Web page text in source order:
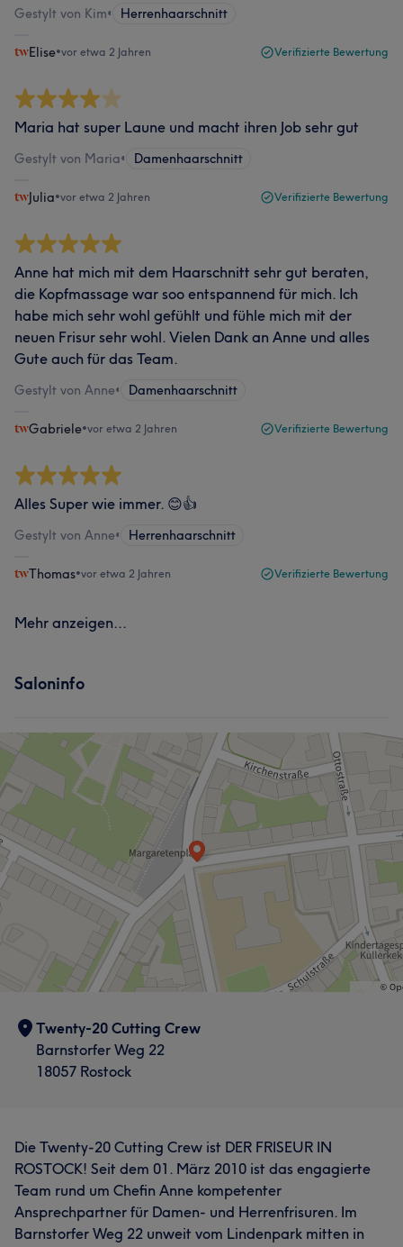
Gestylt von Kim• Herrenhaarschnitt
Elise•vor etwa 2 Jahren Verifizierte Bewertung
Maria hat super Laune und macht ihren Job sehr gut
Gestylt von Maria• Damenhaarschnitt
Julia•vor etwa 2 Jahren Verifizierte Bewertung
Anne hat mich mit dem Haarschnitt sehr gut beraten,
die Kopfmassage war soo entspannend für mich. Ich
habe mich sehr wohl gefühlt und fühle mich mit der
neuen Frisur sehr wohl. Vielen Dank an Anne und alles
Gute auch für das Team.
Gestylt von Anne• Damenhaarschnitt
Gabriele•vor etwa 2 Jahren Verifizierte Bewertung
Alles Super wie immer. 😊👍
Gestylt von Anne• Herrenhaarschnitt
Thomas•vor etwa 2 Jahren Verifizierte Bewertung
Mehr anzeigen...
Saloninfo
Twenty-20 Cutting Crew
Barnstorfer Weg 22
18057 Rostock
Die Twenty-20 Cutting Crew ist DER FRISEUR IN
ROSTOCK! Seit dem 01. März 2010 ist das engagierte
Team rund um Chefin Anne kompetenter
Ansprechpartner für Damen- und Herrenfrisuren. Im
Barnstorfer Weg 22 unweit vom Lindenpark mitten in